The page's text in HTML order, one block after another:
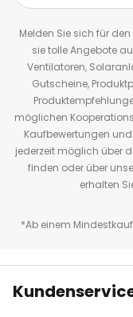
Melden Sie sich für
sie tolle Angebote
Ventilatoren,
Gutscheine,
möglichen
Kaufbewertungen
jederzeit möglich über
finden oder über
erhalten
*Ab einem